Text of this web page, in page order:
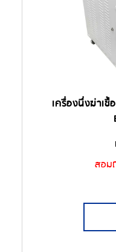
เครื่องนึ่งฆ่าเ
สอม